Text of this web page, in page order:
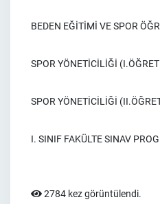
BEDEN EĞİTİMİ VE SPOR
SPOR YÖNETİCİLİĞİ
SPOR YÖNETİCİLİĞİ
I. SINIF FAKÜLTE SINAV
2784 kez görüntülendi.